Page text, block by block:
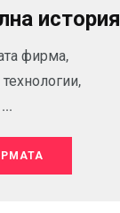
история
фирма,